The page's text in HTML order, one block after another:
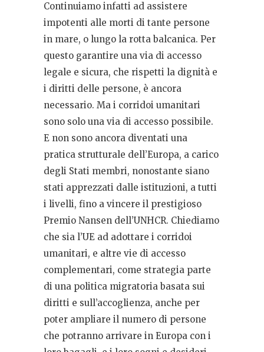
Continuiamo infatti ad assistere
impotenti alle morti di tante persone
in mare, o lungo la rotta balcanica. Per
questo garantire una via di accesso
legale e sicura, che rispetti la dignità e
i diritti delle persone, è ancora
necessario. Ma i corridoi umanitari
sono solo una via di accesso possibile.
E non sono ancora diventati una
pratica strutturale dell’Europa, a carico
degli Stati membri, nonostante siano
stati apprezzati dalle istituzioni, a tutti
i livelli, fino a vincere il prestigioso
Premio Nansen dell’UNHCR. Chiediamo
che sia l’UE ad adottare i corridoi
umanitari, e altre vie di accesso
complementari, come strategia parte
di una politica migratoria basata sui
diritti e sull’accoglienza, anche per
poter ampliare il numero di persone
che potranno arrivare in Europa con i